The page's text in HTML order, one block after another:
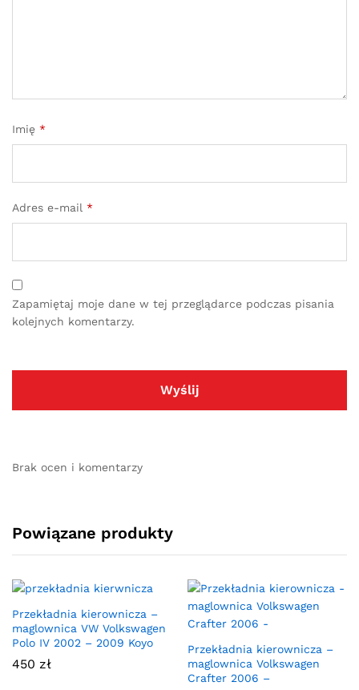
Imię *
Adres e-mail *
Zapamiętaj moje dane w tej przeglądarce podczas pisania
kolejnych komentarzy.
Brak ocen i komentarzy
Powiązane produkty
Przekładnia kierownicza –
maglownica VW Volkswagen
Polo IV 2002 – 2009 Koyo
450 zł
Przekładnia kierownicza –
maglownica Volkswagen
Crafter 2006 –